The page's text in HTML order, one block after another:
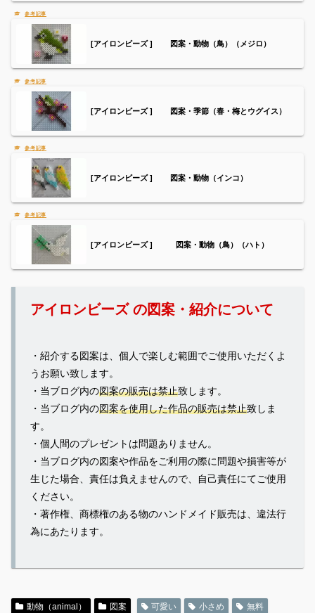
[アイロンビーズ ] 図案・動物（鳥）（メジロ）
[アイロンビーズ ] 図案・季節（春・梅とウグイス）
[アイロンビーズ ] 図案・動物（インコ）
[アイロンビーズ ] 図案・動物（鳥）（ハト）
アイロンビーズ の図案・紹介について
・紹介する図案は、個人で楽しむ範囲でご使用いただくよ
うお願い致します。
・当ブログ内の図案の販売は禁止致します。
・当ブログ内の図案を使用した作品の販売は禁止致しま
す。
・個人間のプレゼントは問題ありません。
・当ブログ内の図案や作品をご利用の際に問題や損害等が
生じた場合、責任は負えませんので、自己責任にてご使用
ください。
・著作権、商標権のある物のハンドメイド販売は、違法行
為にあたります。
動物（animal） 図案 可愛い 小さめ 無料